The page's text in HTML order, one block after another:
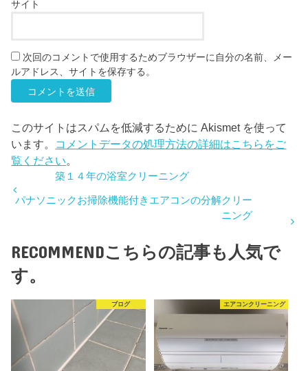
サイト
次回のコメントで使用するためブラウザーに自分の名前、メー
ルアドレス、サイトを保存する。
このサイトはスパムを低減するために Akismet を使って
います。 コメントデータの処理方法の詳細はこちらをご
覧ください。
築１４年の浴室クリーニング
パナソニックお掃除機能付きエアコンの分解クリー
ニング
RECOMMENDこちらの記事も人気で
す。
ブログ エアコンクリーニング